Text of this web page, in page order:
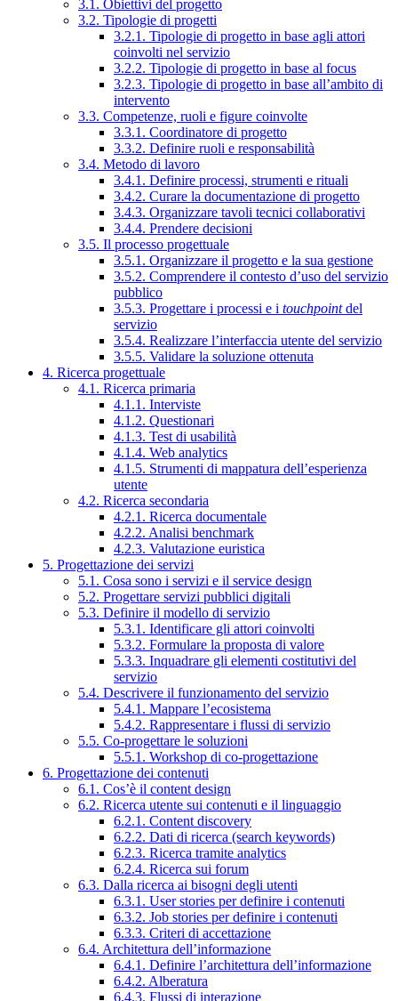
3.1. Obiettivi del progetto
3.2. Tipologie di progetti
3.2.1. Tipologie di progetto in base agli attori
coinvolti nel servizio
3.2.2. Tipologie di progetto in base al focus
3.2.3. Tipologie di progetto in base all’ambito di
intervento
3.3. Competenze, ruoli e figure coinvolte
3.3.1. Coordinatore di progetto
3.3.2. Definire ruoli e responsabilità
3.4. Metodo di lavoro
3.4.1. Definire processi, strumenti e rituali
3.4.2. Curare la documentazione di progetto
3.4.3. Organizzare tavoli tecnici collaborativi
3.4.4. Prendere decisioni
3.5. Il processo progettuale
3.5.1. Organizzare il progetto e la sua gestione
3.5.2. Comprendere il contesto d’uso del servizio
pubblico
3.5.3. Progettare i processi e i touchpointdel
servizio
3.5.4. Realizzare l’interfaccia utente del servizio
3.5.5. Validare la soluzione ottenuta
4. Ricerca progettuale
4.1. Ricerca primaria
4.1.1. Interviste
4.1.2. Questionari
4.1.3. Test di usabilità
4.1.4. Web analytics
4.1.5. Strumenti di mappatura dell’esperienza
utente
4.2. Ricerca secondaria
4.2.1. Ricerca documentale
4.2.2. Analisi benchmark
4.2.3. Valutazione euristica
5. Progettazione dei servizi
5.1. Cosa sono i servizi e il service design
5.2. Progettare servizi pubblici digitali
5.3. Definire il modello di servizio
5.3.1. Identificare gli attori coinvolti
5.3.2. Formulare la proposta di valore
5.3.3. Inquadrare gli elementi costitutivi del
servizio
5.4. Descrivere il funzionamento del servizio
5.4.1. Mappare l’ecosistema
5.4.2. Rappresentare i flussi di servizio
5.5. Co-progettare le soluzioni
5.5.1. Workshop di co-progettazione
6. Progettazione dei contenuti
6.1. Cos’è il content design
6.2. Ricerca utente sui contenuti e il linguaggio
6.2.1. Content discovery
6.2.2. Dati di ricerca (search keywords)
6.2.3. Ricerca tramite analytics
6.2.4. Ricerca sui forum
6.3. Dalla ricerca ai bisogni degli utenti
6.3.1. User stories per definire i contenuti
6.3.2. Job stories per definire i contenuti
6.3.3. Criteri di accettazione
6.4. Architettura dell’informazione
6.4.1. Definire l’architettura dell’informazione
6.4.2. Alberatura
6.4.3. Flussi di interazione